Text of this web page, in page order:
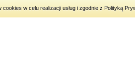
w celu realizacji usług i zgodnie z Polityką
2026|imieniny:Dorota, Konrad, Kajetan